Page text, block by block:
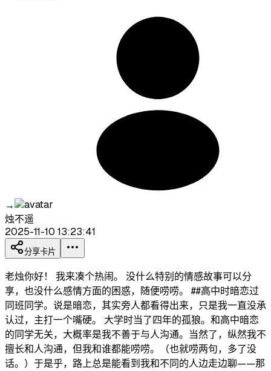
→
烛不遥
2025-11-10 13:23:41
分享卡片
老烛你好！ 我来凑个热闹。 没什么特别的情感故事可以分
享，也没什么感情方面的困惑，随便唠唠。 ##高中时暗恋过
同班同学。说是暗恋，其实旁人都看得出来，只是我一直没承
认过，主打一个嘴硬。 大学时当了四年的孤狼。和高中暗恋
的同学无关，大概率是我不善于与人沟通。当然了，纵然我不
擅长和人沟通，但我和谁都能唠唠。（也就唠两句，多了没
话。）于是乎，路上总是能看到我和不同的人边走边聊——那